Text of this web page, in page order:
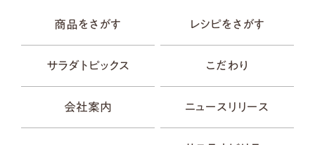
商品をさがす レシピをさがす
サラダトピックス こだわり
会社案内 ニュースリリース